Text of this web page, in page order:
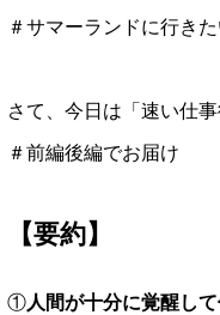
＃サマーランドに行き
さて、今日は「速い仕
＃前編後編でお届け
【要約】
①人間が十分に覚醒し